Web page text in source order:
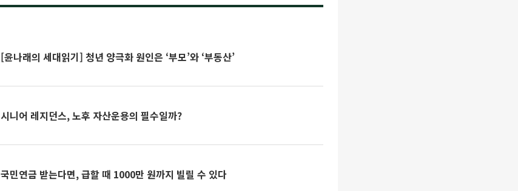
[윤나래의 세대읽기] 청년 양극화 원인은 ‘부모’와 ‘부동산’
시니어 레지던스, 노후 자산운용의 필수일까?
국민연금 받는다면, 급할 때 1000만 원까지 빌릴 수 있다